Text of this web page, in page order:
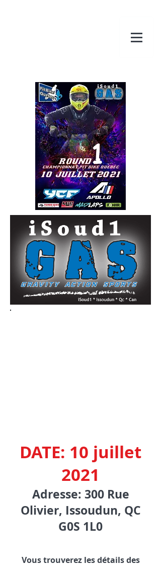
DATE: 10 juillet
2021
Adresse: 300 Rue
Olivier, Issoudun, QC
G0S 1L0​
Vous trouverez les détails des